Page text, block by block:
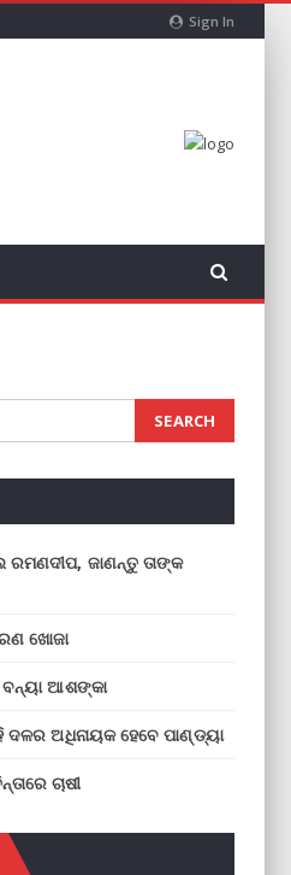
Sign In
ଜାଣନ୍ତୁ ତାଙ୍କ
ଖୋଜା
ବନ୍ୟା ଆଶଙ୍କା
ଅଧିନାୟକ ହେବେ ପାଣ୍ଡ୍ୟା
ଚାଷୀ